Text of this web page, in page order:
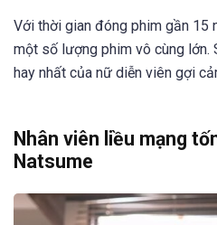
Với thời gian đóng phim gần 15
một số lượng phim vô cùng lớn.
hay nhất của nữ diễn viên gợi
Nhân viên liều mạng
Natsume